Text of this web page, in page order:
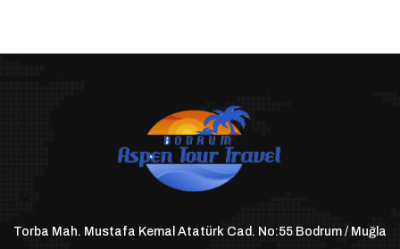
Torba Mah. Mustafa Kemal Atatürk Cad. No:55 Bodrum / Muğla